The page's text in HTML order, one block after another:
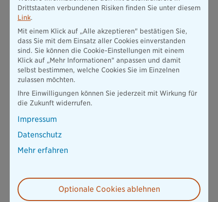
kann bei entsprechenden Verträgen, frei genutzt werden.
Etwa für die Unterstützung der Pflege zu Hause oder die
Kosten einer Pflegeeinrichtung. Hierfür gibt es auch staatlich
geförderte Tarife.
Pflegekostenversicherung
Bei der Pflegekostenversicherung zahlt der Versicherer nur
nachgewiesene Pflegekosten, die in Ihren Eigenanteil fallen.
Je nach abgeschlossener Pflegekostenversicherung werden
die Kosten komplett, zur Hälfte oder bis zu einer vereinbarten
unter Pflegekosten fällt, findet sich meist im Katalog der
gesetzlichen Pflegeversicherung.
Pflegerentenversicherung
anderen Formen oft die höchsten Beiträge. Im Pflegefall
erhalten Sie entweder direkt die vereinbarte Leistung oder
die Rentenhöhe richtet sich nach der jeweiligen Pflegstufe.
Drittstaaten verbundenen Risiken finden Sie unter diesem
Link.
Mit einem Klick auf „Alle akzeptieren" bestätigen Sie,
dass Sie mit dem Einsatz aller Cookies einverstanden
sind. Sie können die Cookie-Einstellungen mit einem
Klick auf „Mehr Informationen" anpassen und damit
selbst bestimmen, welche Cookies Sie im Einzelnen
zulassen möchten.
Ihre Einwilligungen können Sie jederzeit mit Wirkung für
die Zukunft widerrufen.
Impressum
Datenschutz
Mehr erfahren
Optionale Cookies ablehnen